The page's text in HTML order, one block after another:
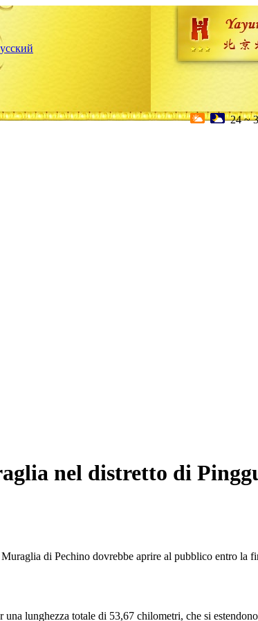
24 ~
nel distretto di
di Pechino dovrebbe aprire al pubblico entro la
lunghezza totale di 53,67 chilometri, che si